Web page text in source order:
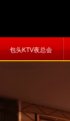
包头KTV夜总会